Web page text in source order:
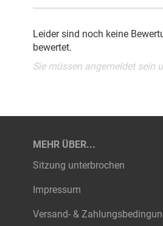
Leider sind noch keine
bewertet.
Sie müssen angemeldet sein
MEHR ÜBER...
Sitzung unterbrochen
Impressum
Versand- &